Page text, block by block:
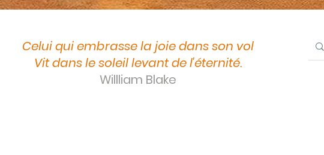
Celui qui embrasse la joie dans son vol
Vit dans le soleil levant de l'éternité.
Willliam Blake